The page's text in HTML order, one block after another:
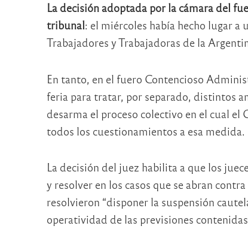
La decisión adoptada por la cámara del
tribunal: el miércoles había hecho lugar a
Trabajadores y Trabajadoras de la
En tanto, en el fuero Contencioso
feria para tratar, por separado, distintos
desarma el proceso colectivo en el cual
todos los cuestionamientos a esa medida.
La decisión del juez habilita a que los
y resolver en los casos que se abran
resolvieron “disponer la suspensión
operatividad de las previsiones